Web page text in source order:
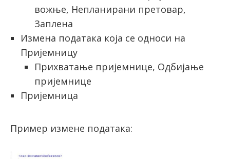
вожње, Непланирани претовар,
Заплена
Измена података која се односи на
Пријемницу
Прихватање пријемнице, Одбијање
пријемнице
Пријемница
Пример измене података: